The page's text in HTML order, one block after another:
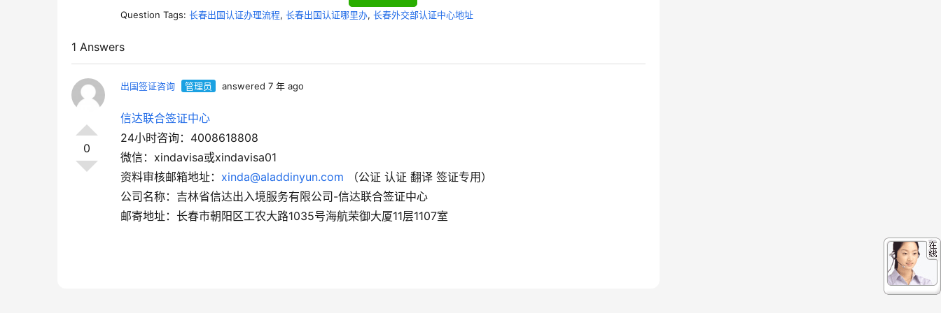
Question Tags: 长春出国认证办理流程, 长春出国认证哪里办, 长春外交部认证中心地址
1 Answers
0
出国签证咨询 管理员 answered 7 年 ago
信达联合签证中心
24小时咨询：4008618808
微信：xindavisa或xindavisa01
资料审核邮箱地址： xinda@aladdinyun.com （公证 认证 翻译 签证专用）
公司名称：吉林省信达出入境服务有限公司-信达联合签证中心
邮寄地址：长春市朝阳区工农大路1035号海航荣御大厦11层1107室